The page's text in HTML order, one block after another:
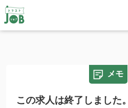
メモ
この求人は終了しました。